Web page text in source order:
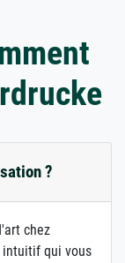
?
chez
intuitif qui vous